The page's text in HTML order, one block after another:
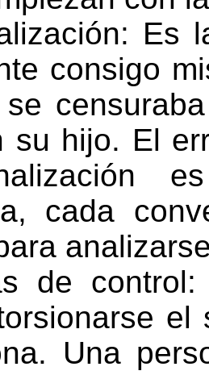
Es
consigo
se
su hijo. El
cada
de
Una